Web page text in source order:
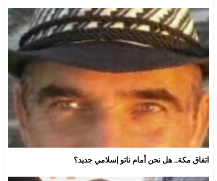
اتفاق مكة.. هل نحن أمام ناتو إسلامي جديد؟